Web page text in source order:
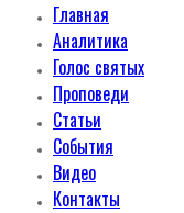
Главная
Аналитика
Голос святых
Проповеди
Статьи
События
Видео
Контакты